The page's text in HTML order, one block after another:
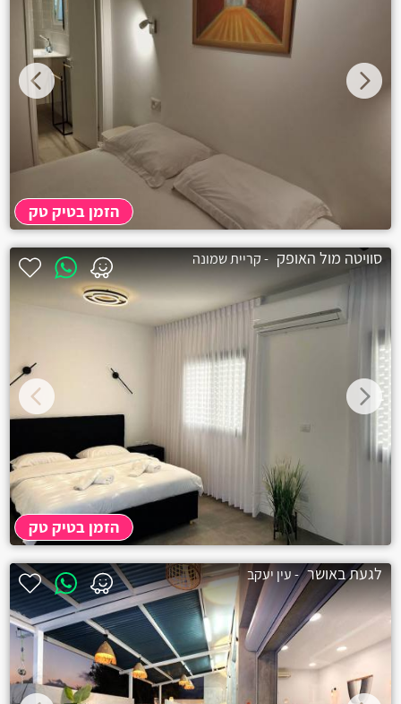
הזמן בטיק טק
סוויטה מול האופק - קריית שמונה
הזמן בטיק טק
לגעת באושר - עין יעקב